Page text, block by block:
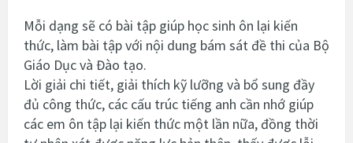
Mỗi dạng sẽ có bài tập giúp học sinh ôn lại kiến
thức, làm bài tập với nội dung bám sát đề thi của Bộ
Giáo Dục và Đào tạo.
Lời giải chi tiết, giải thích kỹ lưỡng và bổ sung đầy
đủ công thức, các cấu trúc tiếng anh cần nhớ giúp
các em ôn tập lại kiến thức một lần nữa, đồng thời